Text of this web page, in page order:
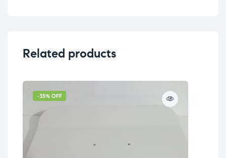
Related products
-35% OFF